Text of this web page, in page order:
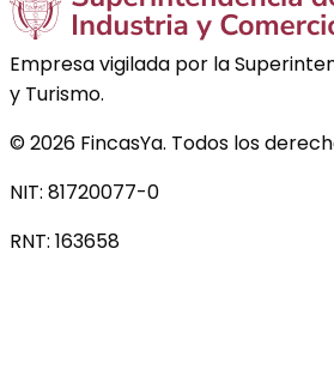
Empresa vigilada por la
y Turismo.
©2026 FincasYa. Todos los
NIT: 81720077-0
RNT: 163658